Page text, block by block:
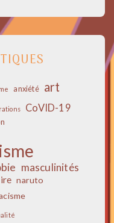
anxiété art
CoVID-19
masculinités
naruto